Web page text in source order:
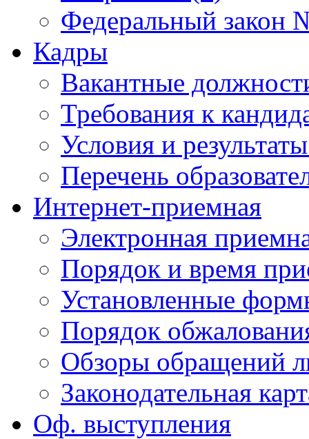
Федеральный закон
Кадры
Вакантные
Требования к
Условия и
Перечень
Интернет-приемная
Электронная
Порядок и время
Установленные
Порядок
Обзоры обращений
Законодательная
Оф. выступления